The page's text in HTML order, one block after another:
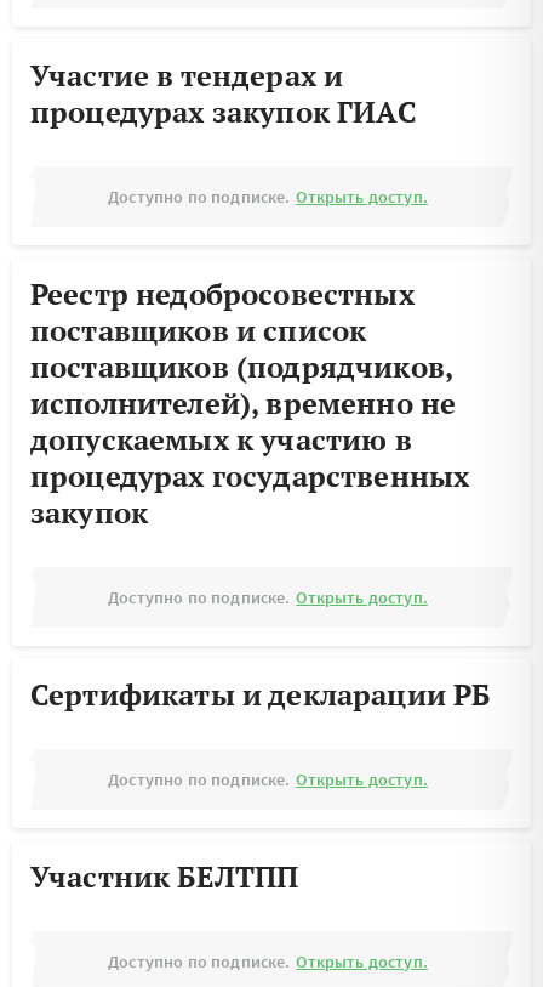
Участие в тендерах и
процедурах закупок ГИАС
Доступно по подписке. Открыть доступ.
Реестр недобросовестных
поставщиков и список
поставщиков (подрядчиков,
исполнителей), временно не
допускаемых к участию в
процедурах государственных
закупок
Доступно по подписке. Открыть доступ.
Сертификаты и декларации РБ
Доступно по подписке. Открыть доступ.
Участник БЕЛТПП
Доступно по подписке. Открыть доступ.